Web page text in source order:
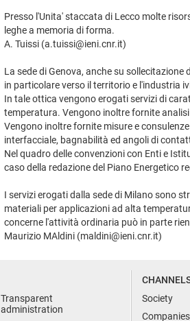
Presso l'Unita' staccata di Lecco molte
leghe a memoria di forma.
A. Tuissi (a.tuissi@ieni.cnr.it)
La sede di Genova, anche su
in particolare verso il territorio e l'industria
In tale ottica vengono erogati servizi di
temperatura. Vengono inoltre fornite
Vengono inoltre fornite misure e
interfacciale, bagnabilità ed angoli di
Nel quadro delle convenzioni con Enti e
caso della redazione del Piano Energetico
I servizi erogati dalla sede di Milano sono
materiali per applicazioni ad alta
concerne l'attività ordinaria può in parte
Maurizio MAldini (maldini@ieni.cnr.it)
Transparent
administration
Society
Companies